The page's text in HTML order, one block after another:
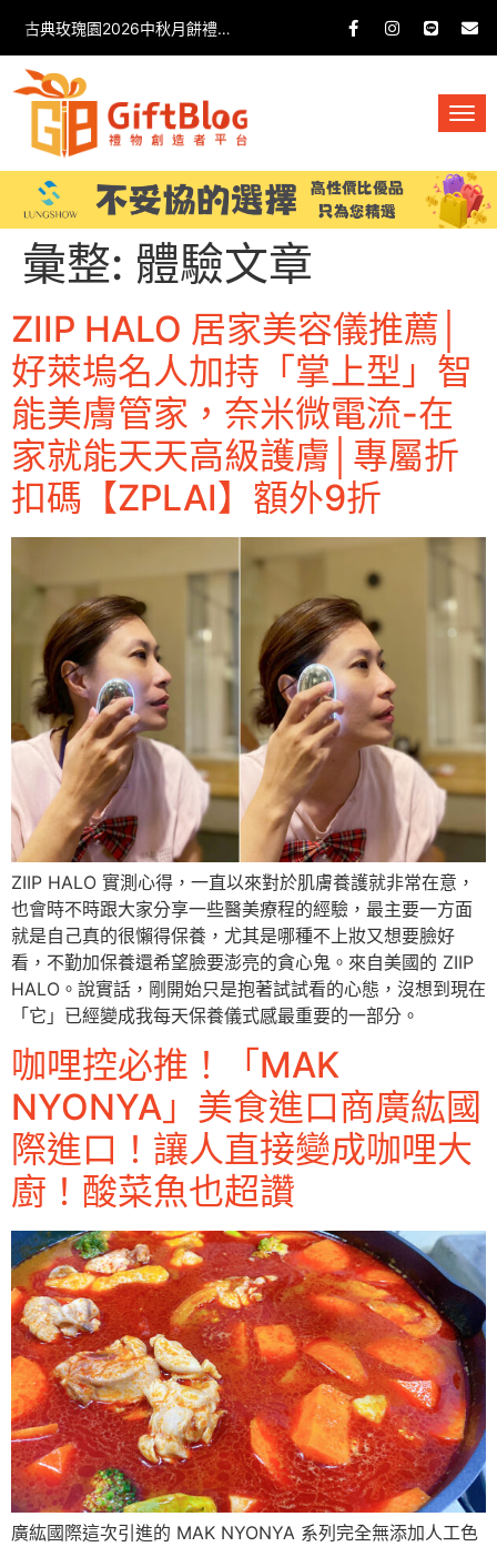
古典玫瑰園2026中秋月餅禮盒開箱分享 / 餐飲門市下午茶 體驗分享
彙整: 體驗文章
ZIIP HALO 居家美容儀推薦│
好萊塢名人加持「掌上型」智
能美膚管家，奈米微電流-在
家就能天天高級護膚│專屬折
扣碼【ZPLAI】額外9折
ZIIP HALO 實測心得，一直以來對於肌膚養護就非常在意，
也會時不時跟大家分享一些醫美療程的經驗，最主要一方面
就是自己真的很懶得保養，尤其是哪種不上妝又想要臉好
看，不勤加保養還希望臉要澎亮的貪心鬼。來自美國的 ZIIP
HALO。說實話，剛開始只是抱著試試看的心態，沒想到現在
「它」已經變成我每天保養儀式感最重要的一部分。
咖哩控必推！「MAK
NYONYA」美食進口商廣紘國
際進口！讓人直接變成咖哩大
廚！酸菜魚也超讚
廣紘國際這次引進的 MAK NYONYA 系列完全無添加人工色